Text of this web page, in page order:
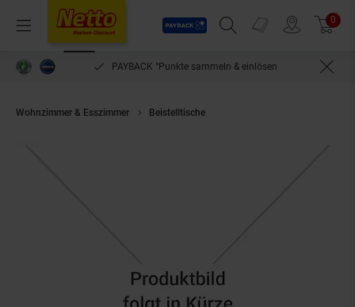
Menü
Payback
Suchfeld einblenden
Prospekte 0
PAYBACK °Punkte sammeln & einlösen
Wohnzimmer & Esszimmer Beistelltische